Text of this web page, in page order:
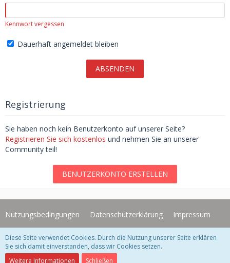
Kennwort vergessen
Dauerhaft angemeldet bleiben
Registrierung
Sie haben noch kein Benutzerkonto auf unserer Seite?
Registrieren Sie sich kostenlos und nehmen Sie an unserer
Community teil!
BENUTZERKONTO ERSTELLEN
Nutzungsbedingungen Datenschutzerklärung Impressum
Community-Software: WoltLab Suite™ 3.1.29
Design "Redslack" by
Diese Seite verwendet Cookies. Durch die Nutzung unserer Seite erklären
Sie sich damit einverstanden, dass wir Cookies setzen.
Weitere Informationen
Schließen